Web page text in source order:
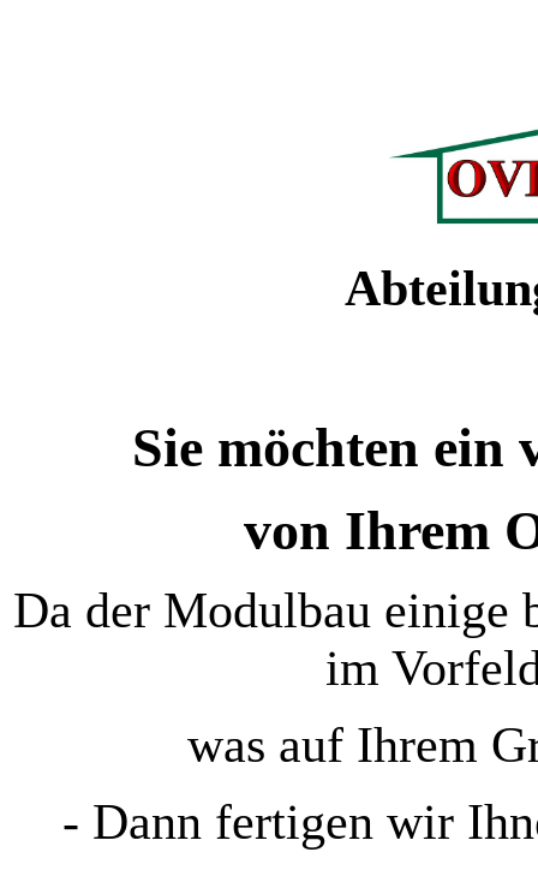
Sie möchten ein
von Ihrem
Da der Modulbau einige
im
was auf Ihrem
- Dann fertigen wir